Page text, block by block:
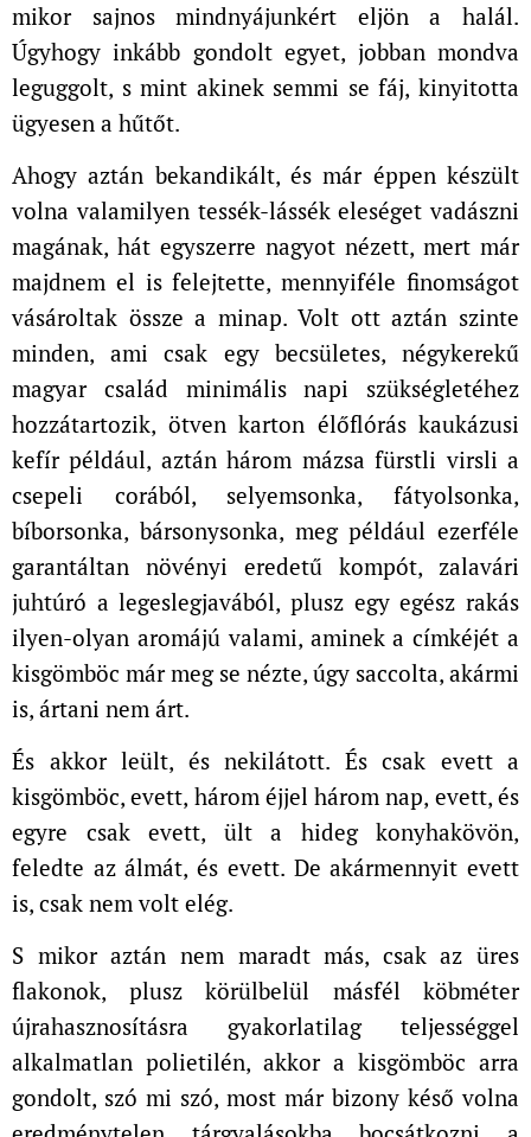
mikor sajnos mindnyájunkért eljön a halál.
Úgyhogy inkább gondolt egyet, jobban mondva
leguggolt, s mint akinek semmi se fáj, kinyitotta
ügyesen a hűtőt.
Ahogy aztán bekandikált, és már éppen készült
volna valamilyen tessék-lássék eleséget vadászni
magának, hát egyszerre nagyot nézett, mert már
majdnem el is felejtette, mennyiféle finomságot
vásároltak össze a minap. Volt ott aztán szinte
minden, ami csak egy becsületes, négykerekű
magyar család minimális napi szükségletéhez
hozzátartozik, ötven karton élőflórás kaukázusi
kefír például, aztán három mázsa fürstli virsli a
csepeli corából, selyemsonka, fátyolsonka,
bíborsonka, bársonysonka, meg például ezerféle
garantáltan növényi eredetű kompót, zalavári
juhtúró a legeslegjavából, plusz egy egész rakás
ilyen-olyan aromájú valami, aminek a címkéjét a
kisgömböc már meg se nézte, úgy saccolta, akármi
is, ártani nem árt.
És akkor leült, és nekilátott. És csak evett a
kisgömböc, evett, három éjjel három nap, evett, és
egyre csak evett, ült a hideg konyhakövön,
feledte az álmát, és evett. De akármennyit evett
is, csak nem volt elég.
S mikor aztán nem maradt más, csak az üres
flakonok, plusz körülbelül másfél köbméter
újrahasznosításra gyakorlatilag teljességgel
alkalmatlan polietilén, akkor a kisgömböc arra
gondolt, szó mi szó, most már bizony késő volna